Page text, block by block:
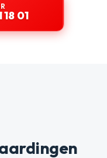
18 01